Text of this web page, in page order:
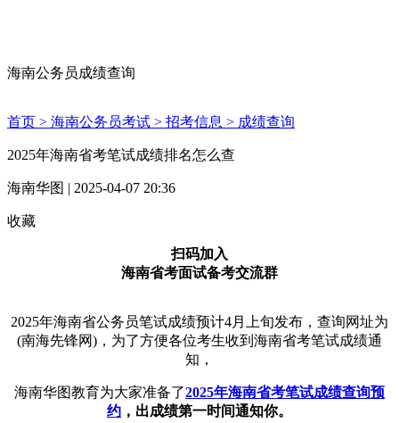
海南公务员成绩查询
首页 > 海南公务员考试 > 招考信息 > 成绩查询
2025年海南省考笔试成绩排名怎么查
海南华图 | 2025-04-07 20:36
收藏
扫码加入
海南省考面试备考交流群
2025年海南省公务员笔试成绩预计4月上旬发布，查询网址为
(南海先锋网)，为了方便各位考生收到海南省考笔试成绩通
知，
海南华图教育为大家准备了2025年海南省考笔试成绩查询预
约 ，出成绩第一时间通知你。